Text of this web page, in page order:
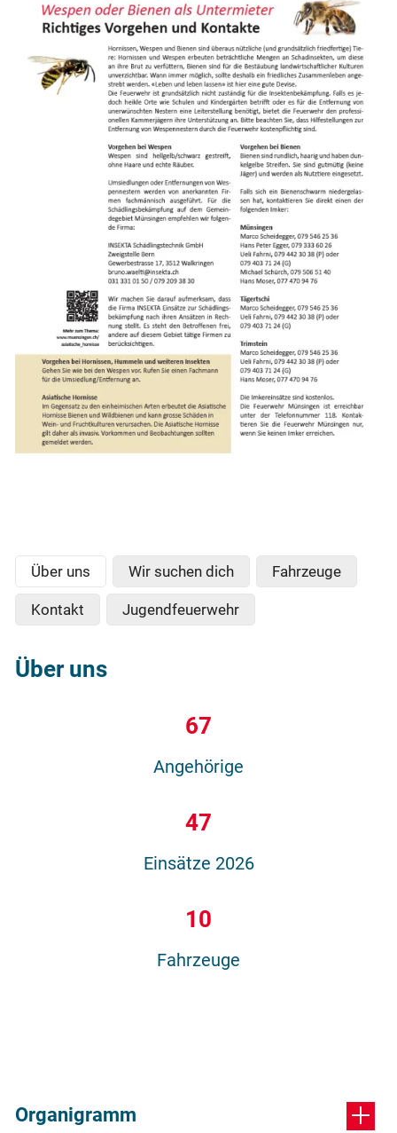
Über uns Wir suchen dich Fahrzeuge
Kontakt Jugendfeuerwehr
Über uns
68
Angehörige
47
Einsätze 2026
10
Fahrzeuge
Organigramm